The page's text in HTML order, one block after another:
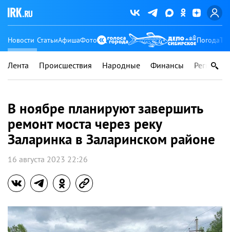
Новости СтатьиАфишаФото Погода
Лента Происшествия Народные Финансы Регионы
В ноябре планируют завершить
ремонт моста через реку
Заларинка в Заларинском районе
16 августа 2023 22:26